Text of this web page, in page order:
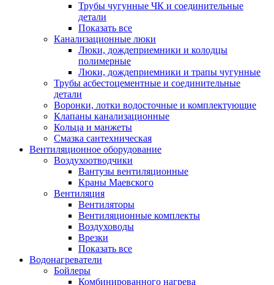
Трубы чугунные ЧК и соединительные
детали
Показать все
Канализационные люки
Люки, дождеприемники и колодцы
полимерные
Люки, дождеприемники и трапы чугунные
Трубы асбестоцементные и соединительные
детали
Воронки, лотки водосточные и комплектующие
Клапаны канализационные
Кольца и манжеты
Смазка сантехническая
Вентиляционное оборудование
Воздухоотводчики
Вантузы вентиляционные
Краны Маевского
Вентиляция
Вентиляторы
Вентиляционные комплекты
Воздуховоды
Врезки
Показать все
Водонагреватели
Бойлеры
Комбинированного нагрева